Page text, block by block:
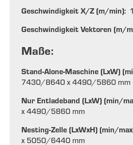
Geschwindigkeit X/Z (m/min):
Geschwindigkeit Vektoren (m/
Maße:
Stand-Alone-Maschine (LxW)
7430/8640 x 4490/5860 mm
Nur Entladeband (LxW) (min/
x 4490/5860 mm
Nesting-Zelle (LxWxH) (min/
x 5050/6440 mm